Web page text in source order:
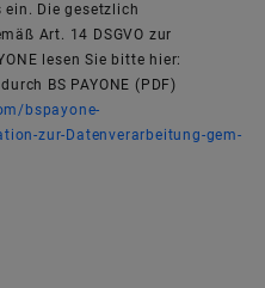
Die gesetzlich
Art. 14 DSGVO zur
lesen Sie bitte hier:
BS PAYONE (PDF)
bspayone-
zur-Datenverarbeitung-gem-